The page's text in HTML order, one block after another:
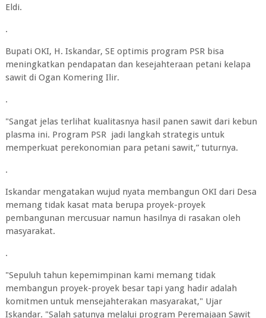
Eldi.
.
Bupati OKI, H. Iskandar, SE optimis program PSR bisa
meningkatkan pendapatan dan kesejahteraan petani kelapa
sawit di Ogan Komering Ilir.
.
"Sangat jelas terlihat kualitasnya hasil panen sawit dari kebun
plasma ini. Program PSR jadi langkah strategis untuk
memperkuat perekonomian para petani sawit,” tuturnya.
.
Iskandar mengatakan wujud nyata membangun OKI dari Desa
memang tidak kasat mata berupa proyek-proyek
pembangunan mercusuar namun hasilnya di rasakan oleh
masyarakat.
.
"Sepuluh tahun kepemimpinan kami memang tidak
membangun proyek-proyek besar tapi yang hadir adalah
komitmen untuk mensejahterakan masyarakat," Ujar
Iskandar. "Salah satunya melalui program Peremajaan Sawit